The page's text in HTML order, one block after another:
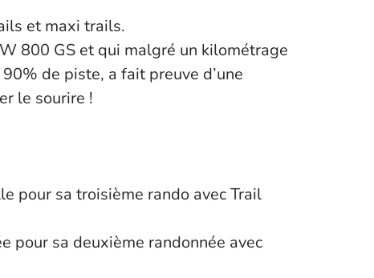
et maxi trails.
800 GS et qui malgré un kilométrage
de piste, a fait preuve d’une
le sourire !
pour sa troisième rando avec Trail
pour sa deuxième randonnée avec